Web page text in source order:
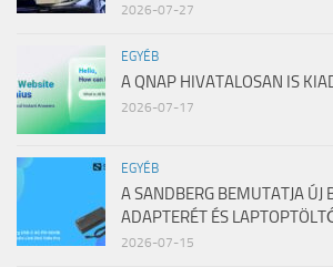
2026-07-27
EGYÉB
A QNAP HIVATALOSAN IS
2026-07-17
EGYÉB
A SANDBERG BEMUTATJA ÚJ
ADAPTERÉT ÉS
2026-07-15